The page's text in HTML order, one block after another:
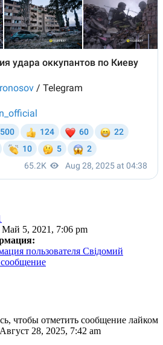
Май 5, 2021, 7:06 pm
пользователя Свідомий
чтобы отметить сообщение лайком
Август 28, 2025, 7:42 am